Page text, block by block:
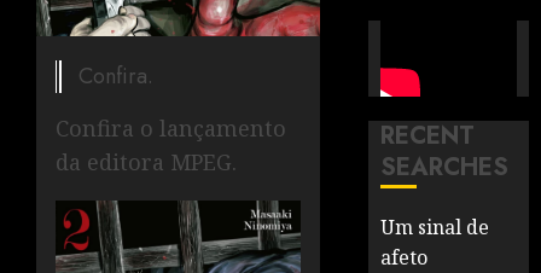
Confira.
Confira o lançamento
da editora MPEG.
RECENT
SEARCHES
Um sinal de
afeto